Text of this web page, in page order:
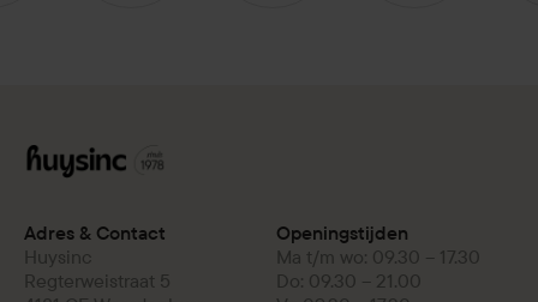
Adres & Contact
Huysinc
Regterweistraat 5
Openingstijden
Ma t/m wo: 09.30 – 17.30
Do: 09.30 – 21.00